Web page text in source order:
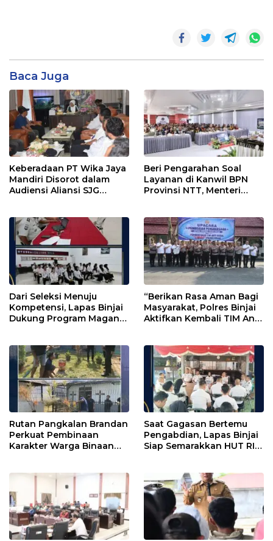
Baca Juga
Keberadaan PT Wika Jaya
Mandiri Disorot dalam
Audiensi Aliansi SJG
Beri Pengarahan Soal
Layanan di Kanwil BPN
Provinsi NTT, Menteri
Dari Seleksi Menuju
Kompetensi, Lapas Binjai
Dukung Program Magang
“Berikan Rasa Aman Bagi
Masyarakat, Polres Binjai
Aktifkan Kembali TIM Anti
Rutan Pangkalan Brandan
Perkuat Pembinaan
Karakter Warga Binaan
Saat Gagasan Bertemu
Pengabdian, Lapas Binjai
Siap Semarakkan HUT RI